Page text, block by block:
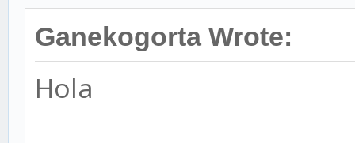
Ganekogorta Wrote:
Hola